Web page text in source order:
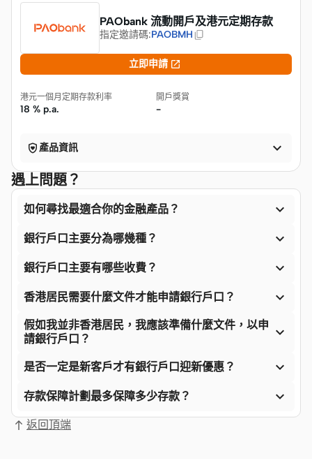
PAObank 流動開戶及港元定期存款
指定邀請碼:PAOBMH
立即申請 
港元一個月定期存款利率
18 % p.a.
開戶獎賞
-
 產品資訊 
遇上問題？
如何尋找最適合你的金融產品？ 
銀行戶口主要分為哪幾種？ 
銀行戶口主要有哪些收費？ 
香港居民需要什麼文件才能申請銀行戶口？ 
假如我並非香港居民，我應該準備什麼文件，以申
請銀行戶口？

是否一定是新客戶才有銀行戶口迎新優惠？ 
存款保障計劃最多保障多少存款？ 
返回頂端